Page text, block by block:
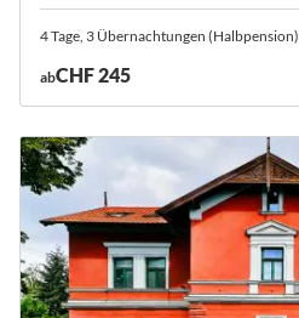
4 Tage, 3 Übernachtungen (Halbpension)
abCHF 245